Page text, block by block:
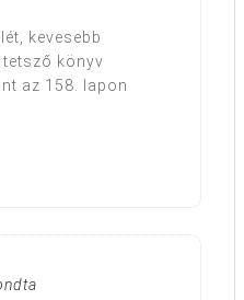
kevesebb
tetsző könyv
az 158. lapon